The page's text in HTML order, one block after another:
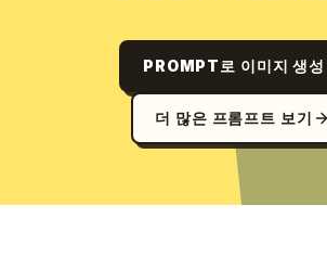
PROMPT로 이미지 생성
더 많은 프롬프트 보기